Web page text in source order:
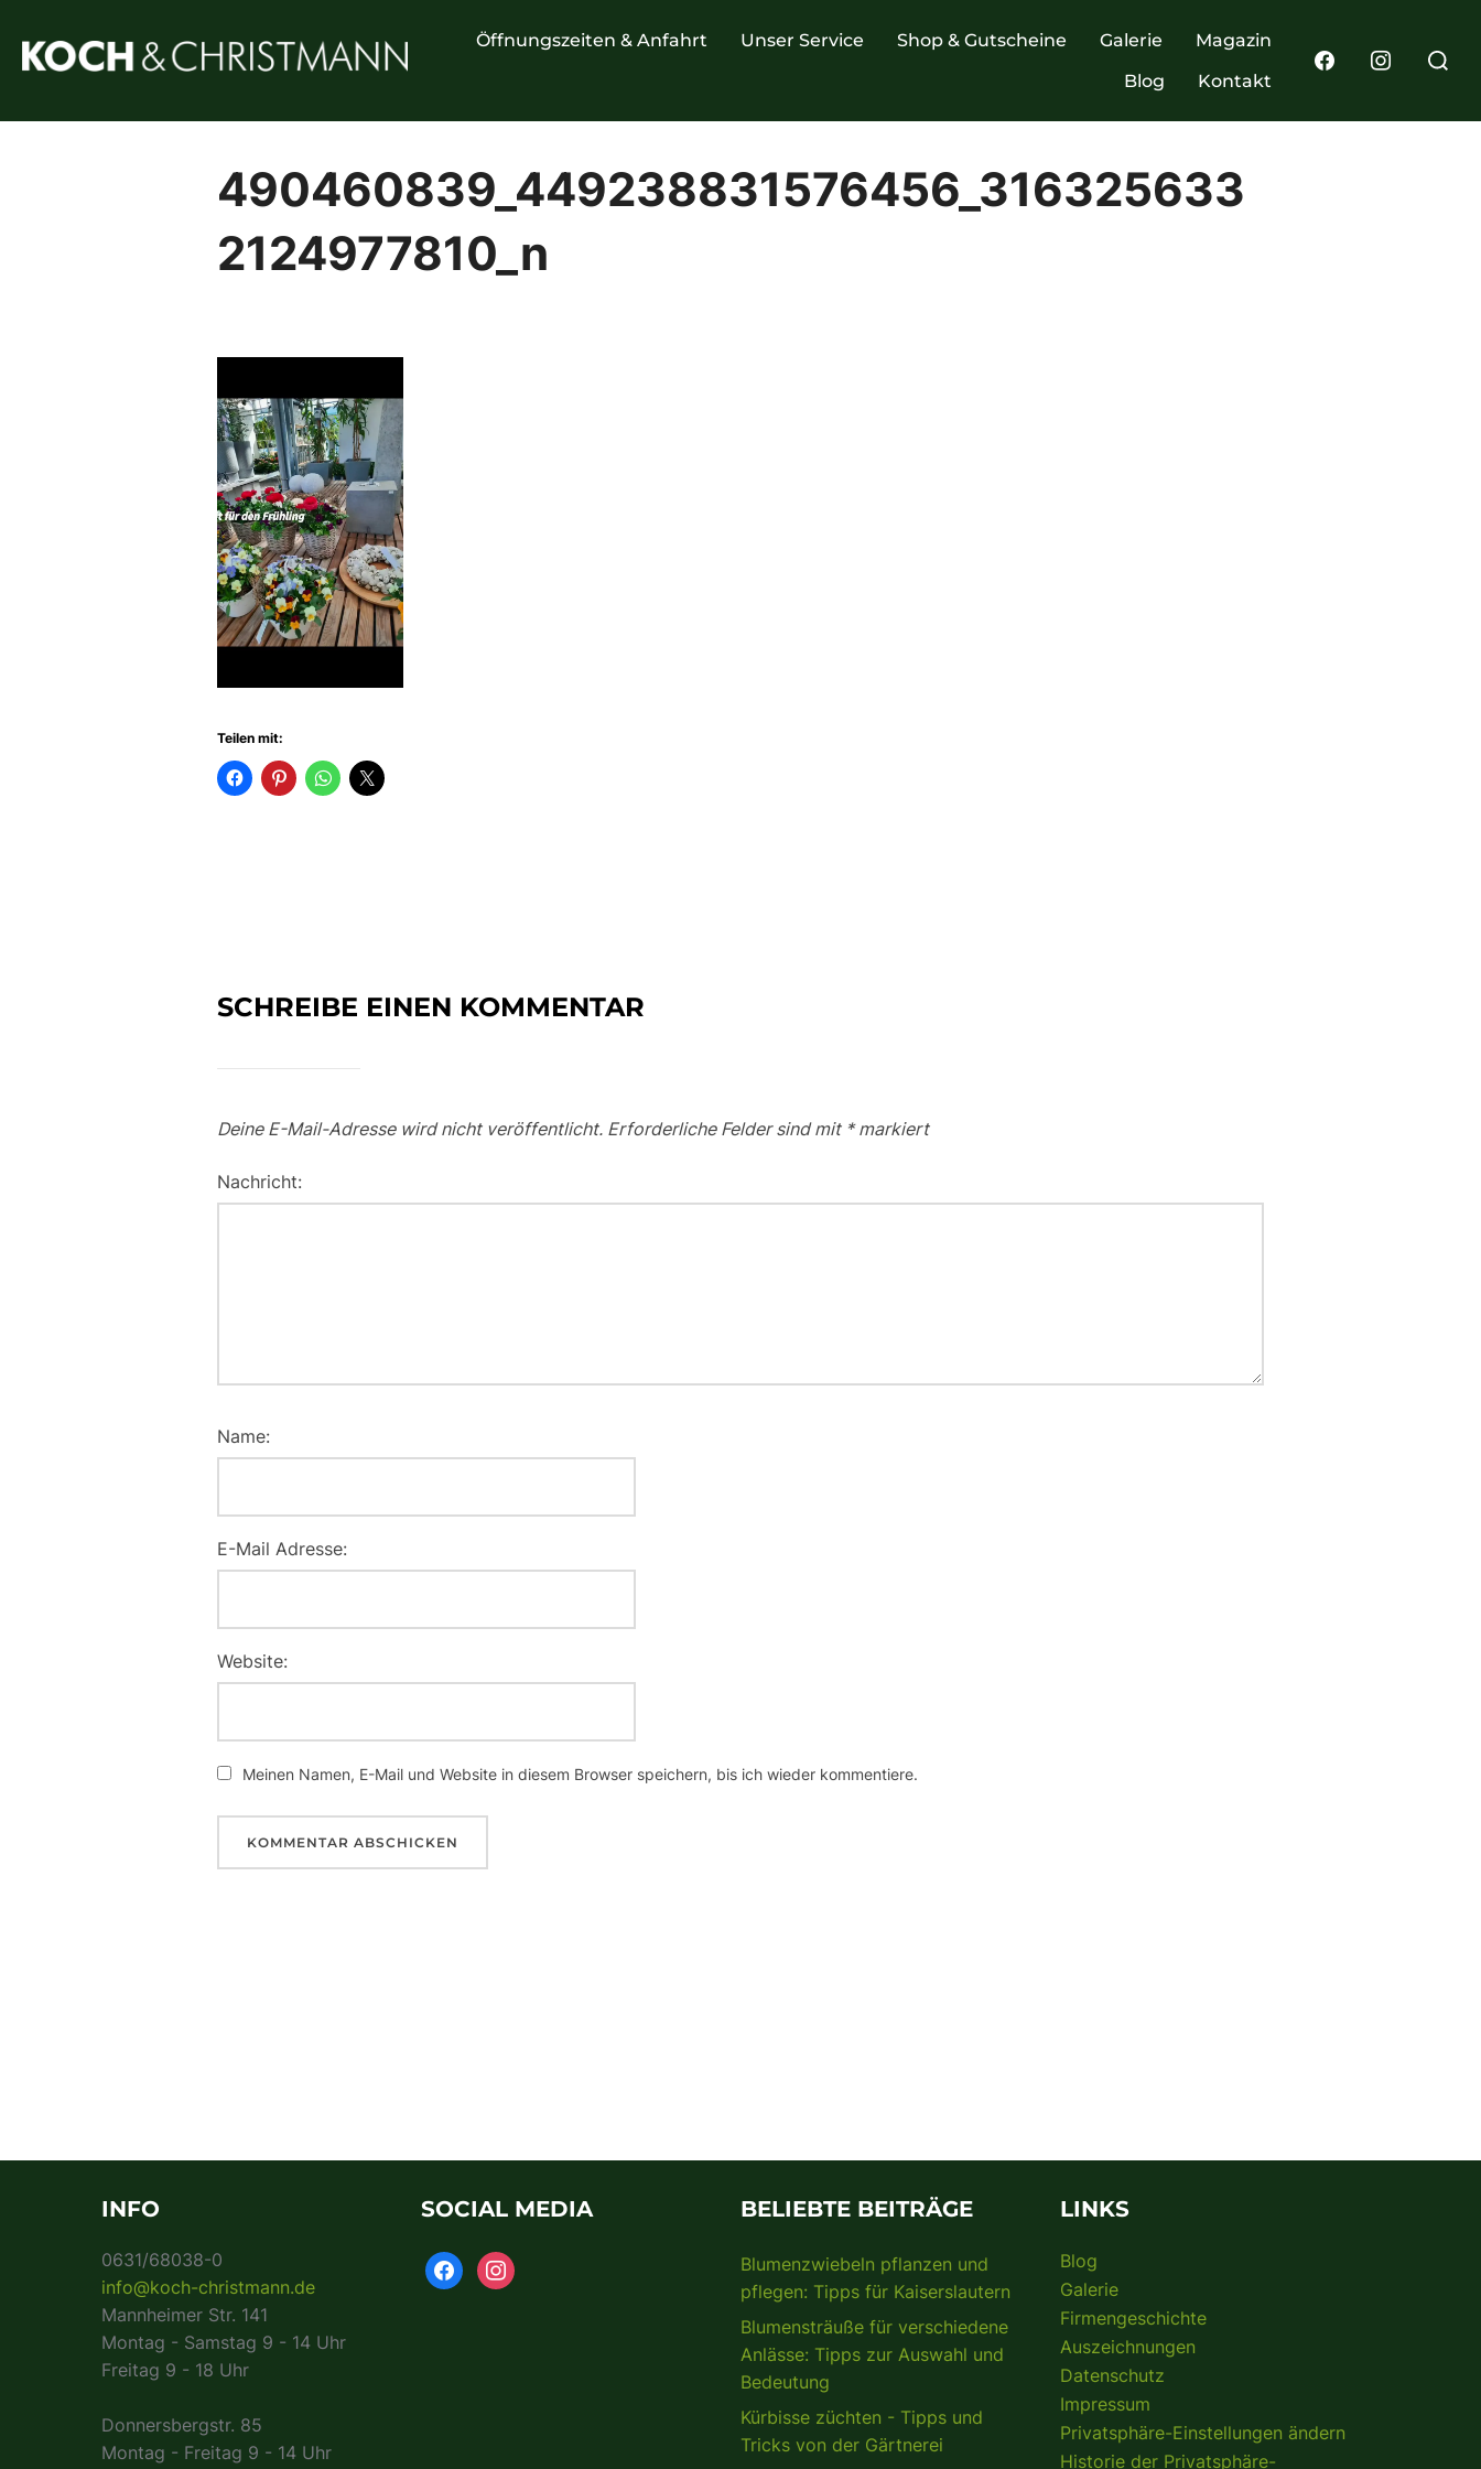
Öffnungszeiten & Anfahrt Unser Service Shop & Gutscheine Galerie
Magazin
Blog
Kontakt
490460839_449238831576456_316325633
2124977810_n
Teilen mit:
SCHREIBE EINEN KOMMENTAR
Deine E-Mail-Adresse wird nicht veröffentlicht. Erforderliche Felder sind mit *markiert
Nachricht:
Name:
E-Mail Adresse:
Website:
Meinen Namen, E-Mail und Website in diesem Browser speichern, bis ich wieder kommentiere.
INFO
0631/68038-0
info@koch-christmann.de
Mannheimer Str. 141
Montag - Samstag 9 - 14 Uhr
Freitag 9 - 18 Uhr
Donnersbergstr. 85
Montag - Freitag 9 - 14 Uhr
SOCIAL MEDIA BELIEBTE BEITRÄGE
Blumenzwiebeln pflanzen und
pflegen: Tipps für Kaiserslautern
Blumensträuße für verschiedene
Anlässe: Tipps zur Auswahl und
Bedeutung
Kürbisse züchten - Tipps und
Tricks von der Gärtnerei
LINKS
Blog
Galerie
Firmengeschichte
Auszeichnungen
Datenschutz
Impressum
Privatsphäre-Einstellungen ändern
Historie der Privatsphäre-